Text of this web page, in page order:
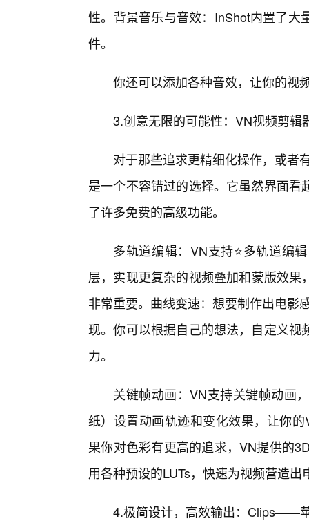
性。背景音乐与音效：InShot内置了大
件。
你还可以添加各种音效，让你的视
3.创意无限的可能性：VN视频剪
对于那些追求更精细化操作，或者
是一个不容错过的选择。它虽然界面
了许多免费的高级功能。
多轨道编辑：VN支持⭐多轨道编
层，实现更复杂的视频叠加和蒙版效
非常重要。曲线变速：想要制作出电影
现。你可以根据自己的想法，自定义
力。
关键帧动画：VN支持关键帧动画
纸）设置动画轨迹和变化效果，让你
果你对色彩有更高的追求，VN提供的
用各种预设的LUTs，快速为视频营造
4.极简设计，高效输出：Clips——